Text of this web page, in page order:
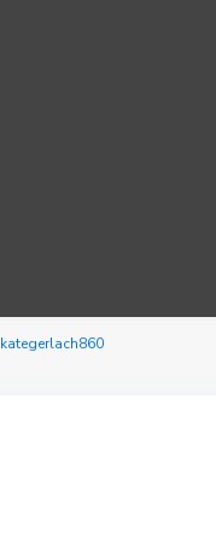
kategerlach860